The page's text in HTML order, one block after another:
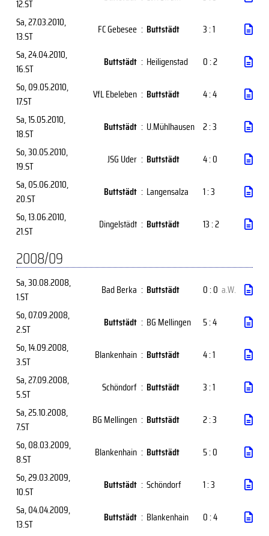
12.ST
Sa, 27.03.2010,
13.ST
FC Gebesee : Buttstädt
3 : 1
Sa, 24.04.2010,
16.ST
Buttstädt : Heiligenstad
0 : 2
So, 09.05.2010,
17.ST
VfL Ebeleben : Buttstädt
4 : 4
Sa, 15.05.2010,
18.ST
Buttstädt : U.Mühlhausen 2 : 3
So, 30.05.2010,
19.ST
JSG Uder : Buttstädt
4 : 0
Sa, 05.06.2010,
20.ST
Buttstädt : Langensalza
1 : 3
So, 13.06.2010,
21.ST
Dingelstädt : Buttstädt 13 : 2
2008/09
Sa, 30.08.2008,
1.ST
Bad Berka : Buttstädt 0 : 0 a.W.
So, 07.09.2008,
2.ST
Buttstädt : BG Mellingen
5 : 4
So, 14.09.2008,
3.ST
Blankenhain : Buttstädt
4 : 1
Sa, 27.09.2008,
5.ST
Schöndorf : Buttstädt
3 : 1
Sa, 25.10.2008,
7.ST
BG Mellingen : Buttstädt
2 : 3
So, 08.03.2009,
8.ST
Blankenhain : Buttstädt
5 : 0
So, 29.03.2009,
10.ST
Buttstädt : Schöndorf
1 : 3
Sa, 04.04.2009,
13.ST
Buttstädt : Blankenhain 0 : 4